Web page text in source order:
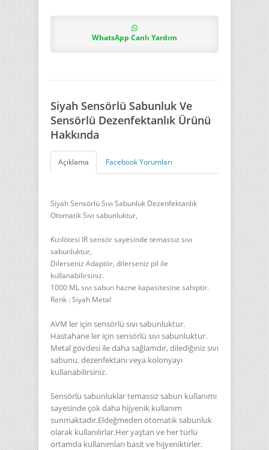
WhatsApp Canlı Yardım
Siyah Sensörlü Sabunluk Ve
Sensörlü Dezenfektanlık Ürünü
Hakkında
Açıklama Facebook Yorumları
Siyah Sensörlü Sıvı Sabunluk Dezenfektanlık
Otomatik Sıvı sabunluktur,
Kızılötesi IR sensör sayesinde temassız sıvı
sabunluktur,
Dilerseniz Adaptör, dilerseniz pil ile
kullanabilirsiniz.
1000 ML sıvı sabun hazne kapasitesine sahiptir.
Renk : Siyah Metal
AVM ler için sensörlü sıvı sabunluktur.
Hastahane ler için sensörlü sıvı sabunluktur.
Metal gövdesi ile daha sağlamdır, dilediğiniz sıvı
sabunu, dezenfektanı veya kolonyayı
kullanabilirsiniz.
Sensörlü sabunluklar temassız sabun kullanımı
sayesinde çok daha hijyenik kullanım
sunmaktadır.Eldeğmeden otomatik sabunluk
olarak kullanılırlar.Her yaştan ve her türlü
ortamda kullanımları basit ve hijyeniktirler.